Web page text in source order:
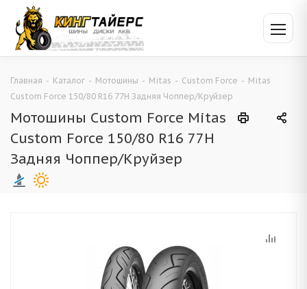
Главная - Каталог - Мотошины - Mitas - Custom Force - Mitas
Custom Force 150/80 R16 77H Задняя Чоппер/Круйзер
Мотошины Custom Force Mitas
Custom Force 150/80 R16 77H
Задняя Чоппер/Круйзер